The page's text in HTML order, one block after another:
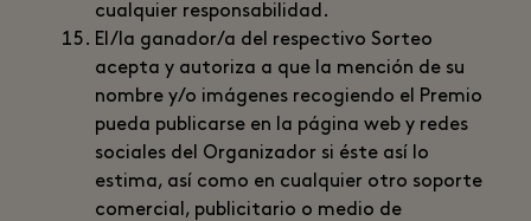
cualquier responsabilidad.
El/la ganador/a del respectivo Sorteo
acepta y autoriza a que la mención de su
nombre y/o imágenes recogiendo el Premio
pueda publicarse en la página web y redes
sociales del Organizador si éste así lo
estima, así como en cualquier otro soporte
comercial, publicitario o medio de